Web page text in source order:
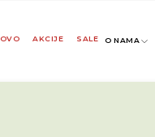
AKCIJE SALE O NAMA